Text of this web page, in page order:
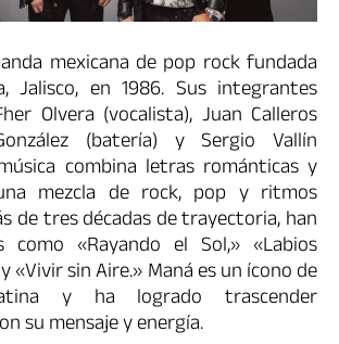
mexicana de pop rock fundada
Jalisco, en 1986. Sus integrantes
Olvera (vocalista), Juan Calleros
(batería) y Sergio Vallín
combina letras románticas y
mezcla de rock, pop y ritmos
de tres décadas de trayectoria, han
como «Rayando el Sol,» «Labios
«Vivir sin Aire.» Maná es un ícono de
y ha logrado trascender
su mensaje y energía.